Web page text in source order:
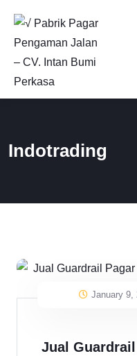
Indotrading
January 9,
Jual